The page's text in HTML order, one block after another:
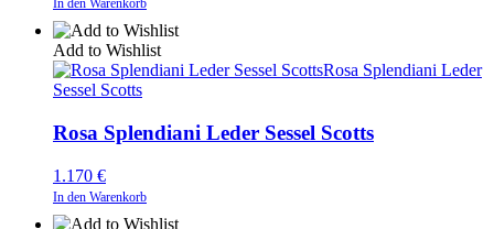
In den Warenkorb
Add to Wishlist
Rosa Splendiani Leder
Sessel Scotts
Rosa Splendiani Leder Sessel Scotts
1.170 €
In den Warenkorb